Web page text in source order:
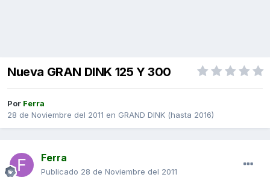
Nueva GRAN DINK 125 Y 300
Por Ferra
28 de Noviembre del 2011 en GRAND DINK (hasta 2016)
Ferra
Publicado 28 de Noviembre del 2011